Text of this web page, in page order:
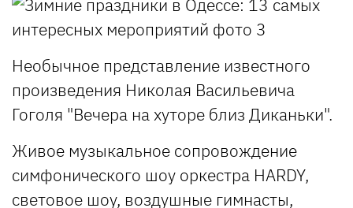
Необычное представление известного
произведения Николая Васильевича
Гоголя "Вечера на хуторе близ Диканьки".
Живое музыкальное сопровождение
симфонического шоу оркестра HARDY,
световое шоу, воздушные гимнасты,